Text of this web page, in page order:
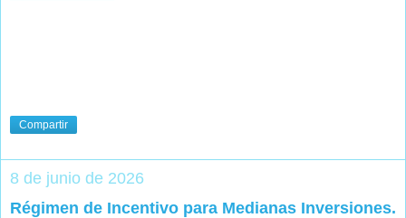
Compartir
8 de junio de 2026
Régimen de Incentivo para Medianas Inversiones.